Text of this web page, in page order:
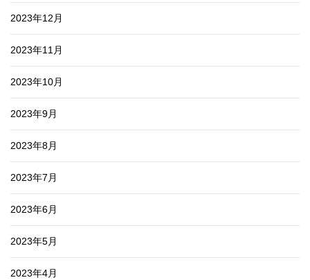
2023年12月
2023年11月
2023年10月
2023年9月
2023年8月
2023年7月
2023年6月
2023年5月
2023年4月